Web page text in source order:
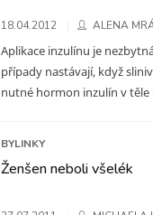
18.04.2012 ALENA
Aplikace inzulínu je
případy nastávají, když
nutné hormon inzulín v těle
BYLINKY
Ženšen neboli všelék